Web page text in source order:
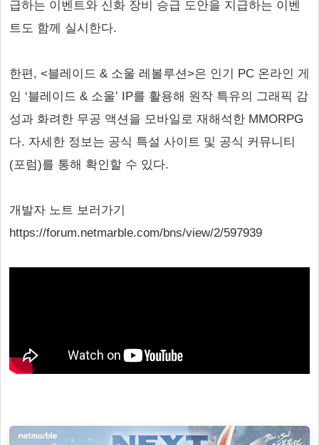
급하는 이벤트와 신화 장비 승급 도안을 지급하는 이벤
트도 함께 실시한다.
한편, <블레이드 & 소울 레볼루션>은 인기 PC 온라인 게
임 ‘블레이드 & 소울’ IP를 활용해 원작 특유의 그래픽 감
성과 화려한 무공 액션을 모바일로 재해석한 MMORPG
다. 자세한 정보는 공식 특설 사이트 및 공식 커뮤니티
(포럼)를 통해 확인할 수 있다.
개발자 노트 보러가기
https://forum.netmarble.com/bns/view/2/597939